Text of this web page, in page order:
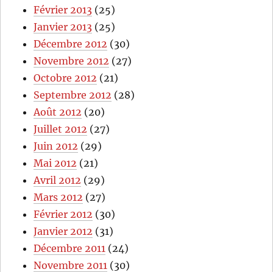
Février 2013 (25)
Janvier 2013 (25)
Décembre 2012 (30)
Novembre 2012 (27)
Octobre 2012 (21)
Septembre 2012 (28)
Août 2012 (20)
Juillet 2012 (27)
Juin 2012 (29)
Mai 2012 (21)
Avril 2012 (29)
Mars 2012 (27)
Février 2012 (30)
Janvier 2012 (31)
Décembre 2011 (24)
Novembre 2011 (30)